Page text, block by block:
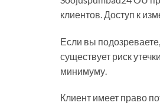
клиентов. Доступ к
Если вы
существует риск
минимуму.
Клиент имеет право